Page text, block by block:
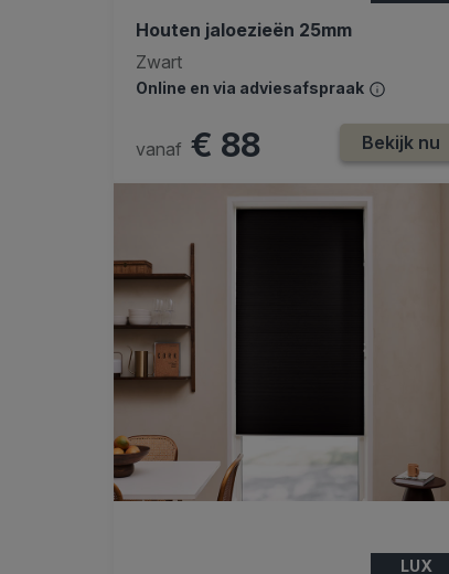
Houten jaloezieën 25mm
Zwart
Online en via adviesafspraak
vanaf € 88 Bekijk nu
LUX